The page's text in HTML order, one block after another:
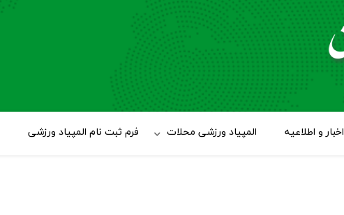
اخبار و اطلاعیه المپیاد ورزشی محلات فرم ثبت نام المپیاد ورزشی